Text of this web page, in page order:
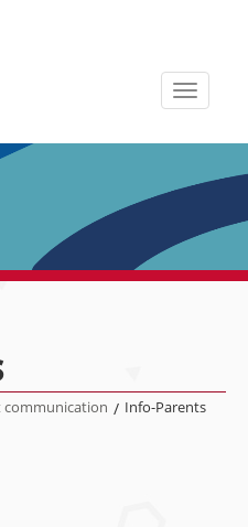
Toggle
/ Info-Parents